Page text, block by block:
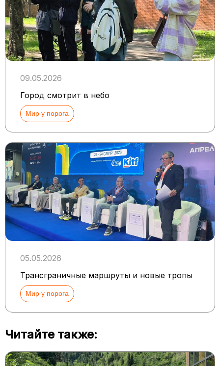
09.05.2026
Город смотрит в небо
Мир у порога
05.05.2026
Трансграничные маршруты и новые тропы
Мир у порога
Читайте также: